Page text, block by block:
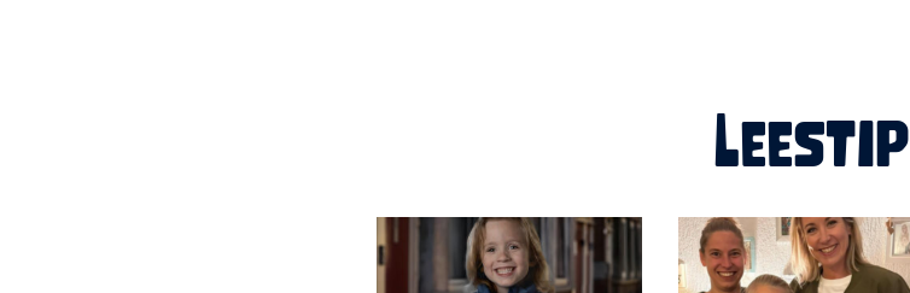
Leestip